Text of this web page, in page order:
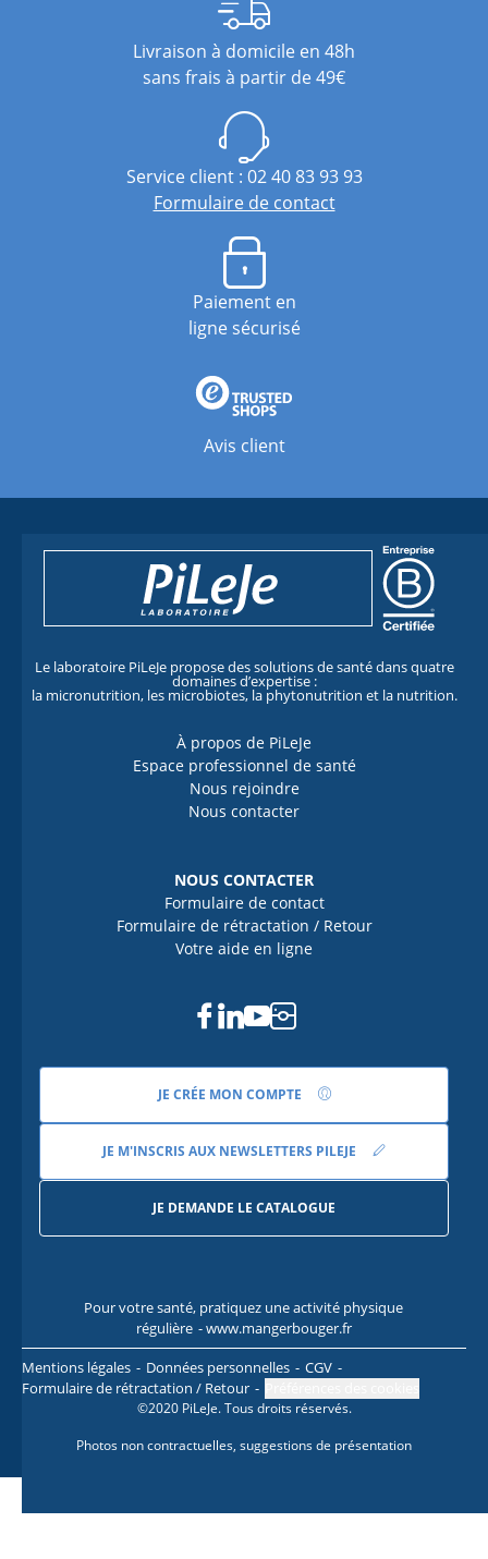
Livraison à domicile en 48h
sans frais à partir de 49€
Service client : 02 40 83 93 93
Formulaire de contact
Paiement en
ligne sécurisé
Avis client
Le laboratoire PiLeJe propose des solutions de santé dans quatre
domaines d’expertise :
la micronutrition, les microbiotes, la phytonutrition et la nutrition.
À propos de PiLeJe
Espace professionnel de santé
Nous rejoindre
Nous contacter
NOUS CONTACTER
Formulaire de contact
Formulaire de rétractation / Retour
Votre aide en ligne
Facebook
Linkedin
Youtube
Instagram
JE CRÉE MON COMPTE
JE M'INSCRIS AUX NEWSLETTERS PILEJE
JE DEMANDE LE CATALOGUE
Pour votre santé, pratiquez une activité physique
régulière - www.mangerbouger.fr
Mentions légales
Données personnelles
CGV
Formulaire de rétractation / Retour
©2020 PiLeJe. Tous droits réservés.
Photos non contractuelles, suggestions de présentation